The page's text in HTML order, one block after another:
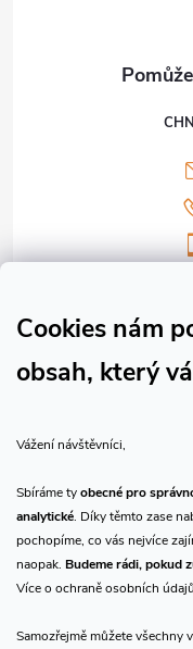
Cookies nám
obsah, který
Vážení návštěvníci,
Sbíráme tyobecné pro
analytické. Díky těmto zase
pochopíme, co vás nejvíce
naopak. Budeme rádi, pokud
Více o ochraně osobních
Samozřejmě můžete
Přijímáme online